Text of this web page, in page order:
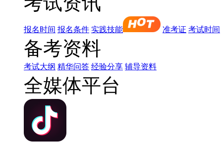
报名时间 报名条件 实践技能 准考证 考试时间
备考资料
考试大纲 精华问答 经验分享 辅导资料
全媒体平台